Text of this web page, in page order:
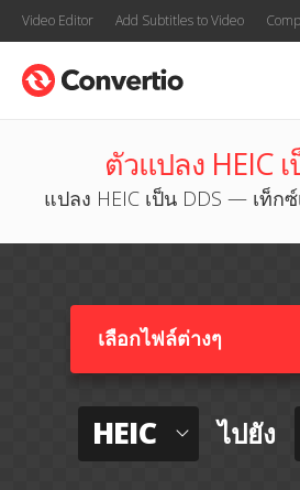
Video Editor Add Subtitles to Video
ตัวแปลง HEIC
แปลง HEIC เป็น DDS — เท็ก
เลือกไฟล์ต่างๆ​
HEIC ไปยัง